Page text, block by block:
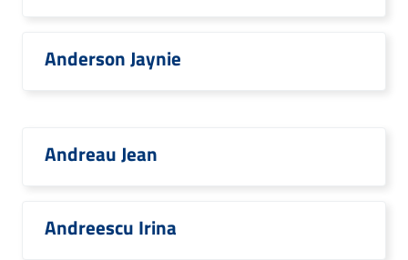
Anderson Jaynie
Andreau Jean
Andreescu Irina